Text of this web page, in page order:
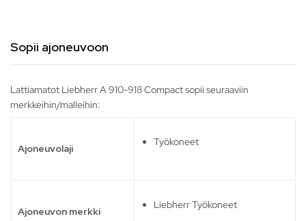
Sopii ajoneuvoon
Lattiamatot Liebherr A 910-918 Compact sopii seuraaviin
merkkeihin/malleihin:
Ajoneuvolaji
Työkoneet
Ajoneuvon merkki
Liebherr Työkoneet